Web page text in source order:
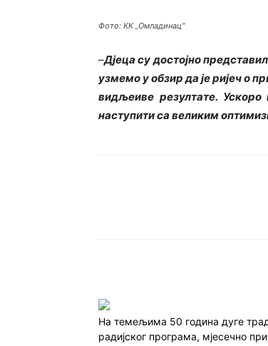
Фото: КК „Омладинац“
–Дјеца су достојно
узмемо у обзир да је ријеч о
видљеиве резултате.
наступити са великим
На темељима 50 година дуге
радијског програма, мјесечно